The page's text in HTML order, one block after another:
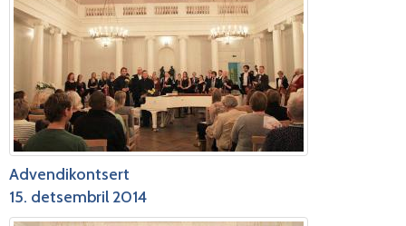
Advendikontsert
15. detsembril 2014